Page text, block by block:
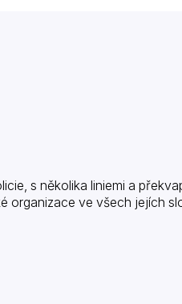
s několika liniemi a
organizace ve všech jejích